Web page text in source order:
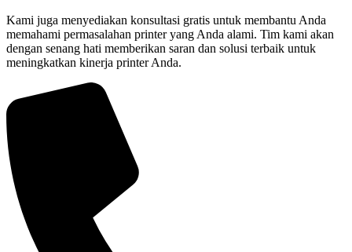
Kami juga menyediakan konsultasi gratis untuk membantu Anda
memahami permasalahan printer yang Anda alami. Tim kami akan
dengan senang hati memberikan saran dan solusi terbaik untuk
meningkatkan kinerja printer Anda.